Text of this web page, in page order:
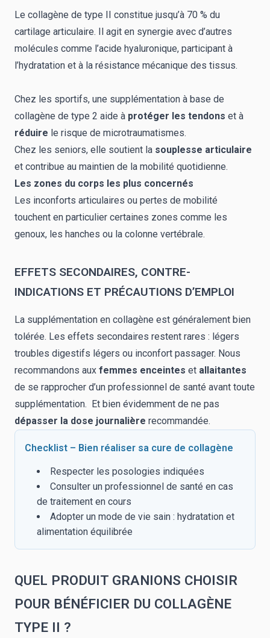
Le collagène de type II constitue jusqu’à 70 % du
cartilage articulaire. Il agit en synergie avec d’autres
molécules comme l’acide hyaluronique, participant à
l’hydratation et à la résistance mécanique des tissus.
Chez les sportifs, une supplémentation à base de
collagène de type 2 aide à protéger les tendons et à
réduire le risque de microtraumatismes.
Chez les seniors, elle soutient la souplesse articulaire
et contribue au maintien de la mobilité quotidienne.
Les zones du corps les plus concernés
Les inconforts articulaires ou pertes de mobilité
touchent en particulier certaines zones comme les
genoux, les hanches ou la colonne vertébrale.
EFFETS SECONDAIRES, CONTRE-
INDICATIONS ET PRÉCAUTIONS D’EMPLOI
La supplémentation en collagène est généralement bien
tolérée. Les effets secondaires restent rares : légers
troubles digestifs légers ou inconfort passager. Nous
recommandons aux femmes enceintes et allaitantes
de se rapprocher d’un professionnel de santé avant toute
supplémentation. Et bien évidemment de ne pas
dépasser la dose journalière recommandée.
Checklist – Bien réaliser sa cure de collagène
Respecter les posologies indiquées
Consulter un professionnel de santé en cas
de traitement en cours
Adopter un mode de vie sain : hydratation et
alimentation équilibrée
QUEL PRODUIT GRANIONS CHOISIR
POUR BÉNÉFICIER DU COLLAGÈNE
TYPE II ?